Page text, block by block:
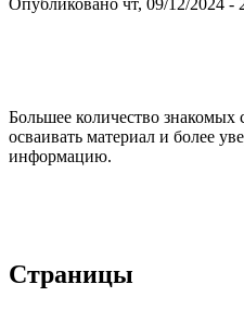
Большее количество
осваивать материал и более
информацию.
Страницы